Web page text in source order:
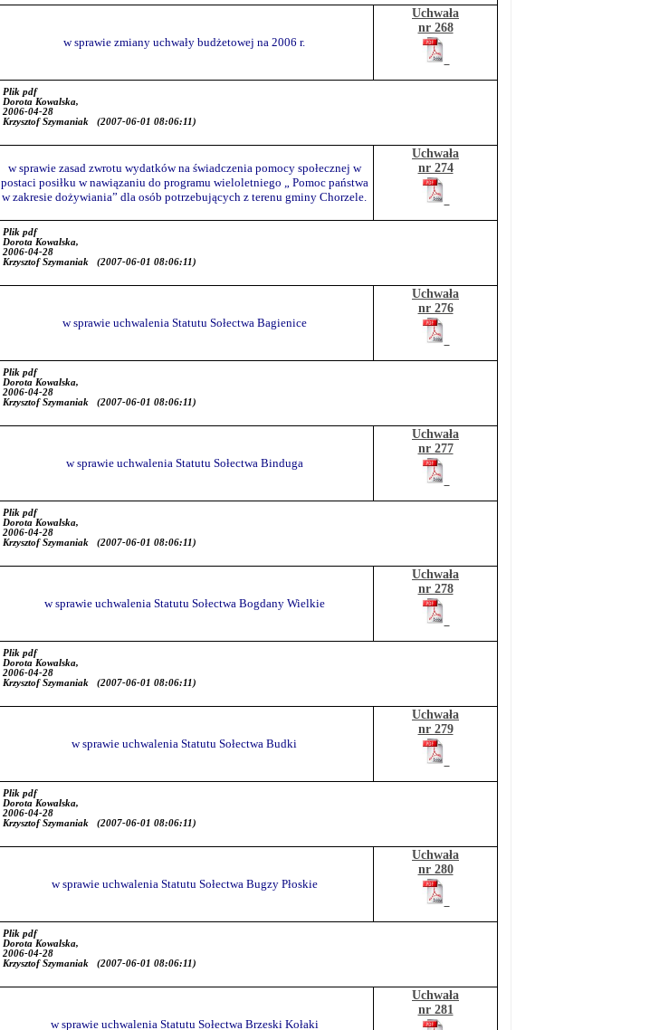
w sprawie zmiany uchwały budżetowej na 2006 r.
Uchwała
nr 268
Plik pdf
Dorota Kowalska,
2006-04-28
Krzysztof Szymaniak
(2007-06-01 08:06:11)
w sprawie zasad zwrotu wydatków na świadczenia pomocy społecznej w
postaci posiłku w nawiązaniu do programu wieloletniego „ Pomoc państwa
w zakresie dożywiania” dla osób potrzebujących z terenu gminy Chorzele.
Uchwała
nr 274
Plik pdf
Dorota Kowalska,
2006-04-28
Krzysztof Szymaniak
(2007-06-01 08:06:11)
w sprawie uchwalenia Statutu Sołectwa Bagienice
Uchwała
nr 276
Plik pdf
Dorota Kowalska,
2006-04-28
Krzysztof Szymaniak
(2007-06-01 08:06:11)
w sprawie uchwalenia Statutu Sołectwa Binduga
Uchwała
nr 277
Plik pdf
Dorota Kowalska,
2006-04-28
Krzysztof Szymaniak
(2007-06-01 08:06:11)
w sprawie uchwalenia Statutu Sołectwa Bogdany Wielkie
Uchwała
nr 278
Plik pdf
Dorota Kowalska,
2006-04-28
Krzysztof Szymaniak
(2007-06-01 08:06:11)
w sprawie uchwalenia Statutu Sołectwa Budki
Uchwała
nr 279
Plik pdf
Dorota Kowalska,
2006-04-28
Krzysztof Szymaniak
(2007-06-01 08:06:11)
w sprawie uchwalenia Statutu Sołectwa Bugzy Płoskie
Uchwała
nr 280
Plik pdf
Dorota Kowalska,
2006-04-28
Krzysztof Szymaniak
(2007-06-01 08:06:11)
w sprawie uchwalenia Statutu Sołectwa Brzeski Kołaki
Uchwała
nr 281